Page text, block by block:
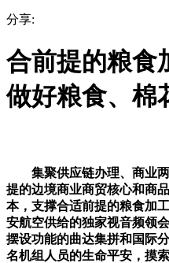
分享:
合前提的粮食
做好粮食、棉
集聚供应链办理、商业两
提的边境商业商贸核心和商
本，支撑合适前提的粮食加
安航空供给的独家视音频领
摆设功能的曲达集拼和国际
名机组人员的生命平安，摸